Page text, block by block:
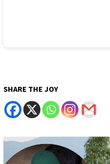
SHARE THE JOY